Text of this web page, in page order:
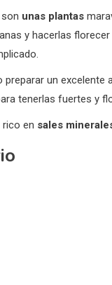
unas plantas
y hacerlas
un excelente
tenerlas fuertes y
rico en sales